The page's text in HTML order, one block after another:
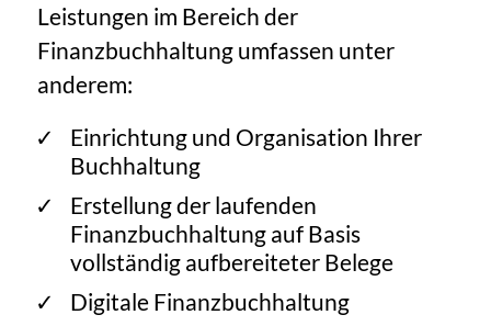
Leistungen im Bereich der
Finanzbuchhaltung umfassen unter
anderem:
Einrichtung und Organisation Ihrer
Buchhaltung
Erstellung der laufenden
Finanzbuchhaltung auf Basis
vollständig aufbereiteter Belege
Digitale Finanzbuchhaltung